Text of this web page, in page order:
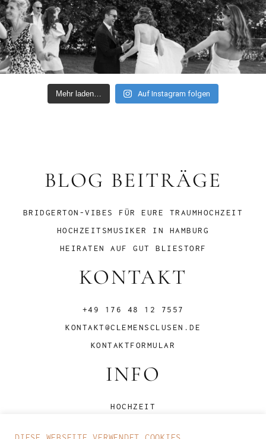
Mehr laden… Auf Instagram folgen
BLOG BEITRÄGE
BRIDGERTON-VIBES FÜR EURE TRAUMHOCHZEIT
HOCHZEITSMUSIKER IN HAMBURG
HEIRATEN AUF GUT BLIESTORF
KONTAKT
+49 176 48 12 7557
KONTAKT@CLEMENSCLUSEN.DE
KONTAKTFORMULAR
INFO
HOCHZEIT